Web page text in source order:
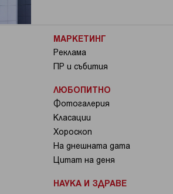
МАРКЕТИНГ
Реклама
ПР и събития
ЛЮБОПИТНО
Фотогалерия
Класации
Хороскоп
На днешната дата
Цитат на деня
НАУКА И ЗДРАВЕ